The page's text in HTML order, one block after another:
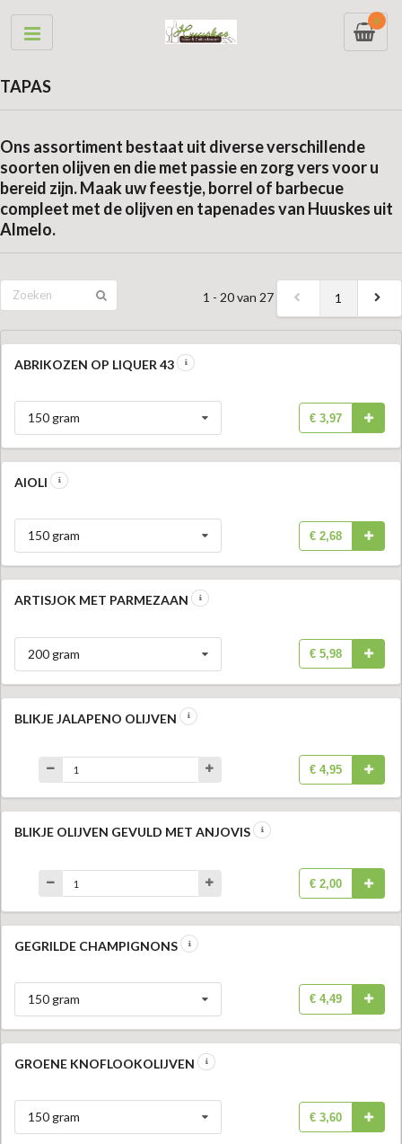
0
TAPAS
Ons assortiment bestaat uit diverse verschillende
soorten olijven en die met passie en zorg vers voor u
bereid zijn. Maak uw feestje, borrel of barbecue
compleet met de olijven en tapenades van Huuskes uit
Almelo.
1 - 20 van 27 1
ABRIKOZEN OP LIQUER 43
150 gram € 3,97
AIOLI
150 gram € 2,68
ARTISJOK MET PARMEZAAN
200 gram € 5,98
BLIKJE JALAPENO OLIJVEN
€ 4,95
BLIKJE OLIJVEN GEVULD MET ANJOVIS
€ 2,00
GEGRILDE CHAMPIGNONS
150 gram € 4,49
GROENE KNOFLOOKOLIJVEN
150 gram € 3,60